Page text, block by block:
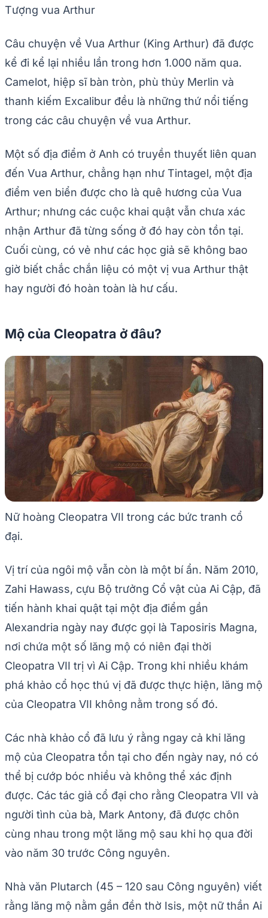
Tượng vua Arthur
Câu chuyện về Vua Arthur (King Arthur) đã được
kể đi kể lại nhiều lần trong hơn 1.000 năm qua.
Camelot, hiệp sĩ bàn tròn, phù thủy Merlin và
thanh kiếm Excalibur đều là những thứ nổi tiếng
trong các câu chuyện về vua Arthur.
Một số địa điểm ở Anh có truyền thuyết liên quan
đến Vua Arthur, chẳng hạn như Tintagel, một địa
điểm ven biển được cho là quê hương của Vua
Arthur; nhưng các cuộc khai quật vẫn chưa xác
nhận Arthur đã từng sống ở đó hay còn tồn tại.
Cuối cùng, có vẻ như các học giả sẽ không bao
giờ biết chắc chắn liệu có một vị vua Arthur thật
hay người đó hoàn toàn là hư cấu.
Mộ của Cleopatra ở đâu?
Nữ hoàng Cleopatra VII trong các bức tranh cổ
đại.
Vị trí của ngôi mộ vẫn còn là một bí ẩn. Năm 2010,
Zahi Hawass, cựu Bộ trưởng Cổ vật của Ai Cập, đã
tiến hành khai quật tại một địa điểm gần
Alexandria ngày nay được gọi là Taposiris Magna,
nơi chứa một số lăng mộ có niên đại thời
Cleopatra VII trị vì Ai Cập. Trong khi nhiều khám
phá khảo cổ học thú vị đã được thực hiện, lăng mộ
của Cleopatra VII không nằm trong số đó.
Các nhà khảo cổ đã lưu ý rằng ngay cả khi lăng
mộ của Cleopatra tồn tại cho đến ngày nay, nó có
thể bị cướp bóc nhiều và không thể xác định
được. Các tác giả cổ đại cho rằng Cleopatra VII và
người tình của bà, Mark Antony, đã được chôn
cùng nhau trong một lăng mộ sau khi họ qua đời
vào năm 30 trước Công nguyên.
Nhà văn Plutarch (45 – 120 sau Công nguyên) viết
rằng lăng mộ nằm gần đền thờ Isis, một nữ thần Ai